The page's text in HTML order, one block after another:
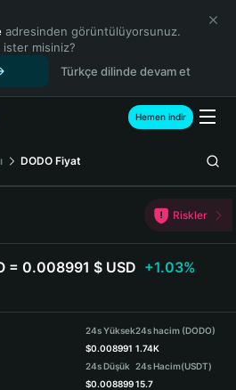
adresinden görüntülüyorsunuz.
misiniz?
Türkçe dilinde devam et
Hemen indir
DODO Fiyat
Riskler
= 0.008991 $ USD +1.03%
24s Yüksek
$0.008991
24s Düşük
$0.008899
24s hacim (DODO)
1.74K
24s Hacim(USDT)
15.7